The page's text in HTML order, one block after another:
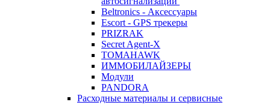
Beltronics - Аксессуары
Escort - GPS трекеры
PRIZRAK
Secret Agent-X
TOMAHAWK
ИММОБИЛАЙЗЕРЫ
Модули
PANDORA
Расходные материалы и сервисные